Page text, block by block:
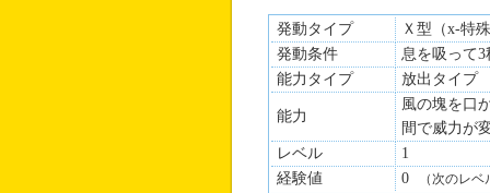
発動タイプ
Ｘ型（x-特
発動条件
息を吸って
能力タイプ
放出タイプ
能力
風の塊を口
間で威力が
レベル
1
経験値
0 （次のレ